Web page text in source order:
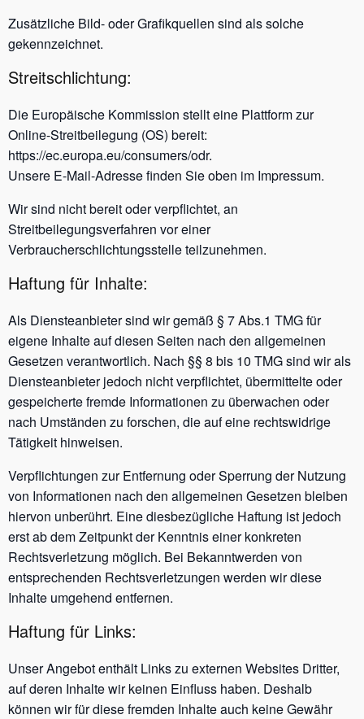
Zusätzliche Bild- oder Grafikquellen sind als solche
gekennzeichnet.
Streitschlichtung:
Die Europäische Kommission stellt eine Plattform zur
Online-Streitbeilegung (OS) bereit:
https://ec.europa.eu/consumers/odr.
Unsere E-Mail-Adresse finden Sie oben im Impressum.
Wir sind nicht bereit oder verpflichtet, an
Streitbeilegungsverfahren vor einer
Verbraucherschlichtungsstelle teilzunehmen.
Haftung für Inhalte:
Als Diensteanbieter sind wir gemäß § 7 Abs.1 TMG für
eigene Inhalte auf diesen Seiten nach den allgemeinen
Gesetzen verantwortlich. Nach §§ 8 bis 10 TMG sind wir als
Diensteanbieter jedoch nicht verpflichtet, übermittelte oder
gespeicherte fremde Informationen zu überwachen oder
nach Umständen zu forschen, die auf eine rechtswidrige
Tätigkeit hinweisen.
Verpflichtungen zur Entfernung oder Sperrung der Nutzung
von Informationen nach den allgemeinen Gesetzen bleiben
hiervon unberührt. Eine diesbezügliche Haftung ist jedoch
erst ab dem Zeitpunkt der Kenntnis einer konkreten
Rechtsverletzung möglich. Bei Bekanntwerden von
entsprechenden Rechtsverletzungen werden wir diese
Inhalte umgehend entfernen.
Haftung für Links:
Unser Angebot enthält Links zu externen Websites Dritter,
auf deren Inhalte wir keinen Einfluss haben. Deshalb
können wir für diese fremden Inhalte auch keine Gewähr